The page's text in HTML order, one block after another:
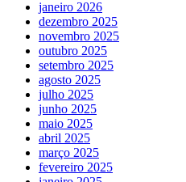
janeiro 2026
dezembro 2025
novembro 2025
outubro 2025
setembro 2025
agosto 2025
julho 2025
junho 2025
maio 2025
abril 2025
março 2025
fevereiro 2025